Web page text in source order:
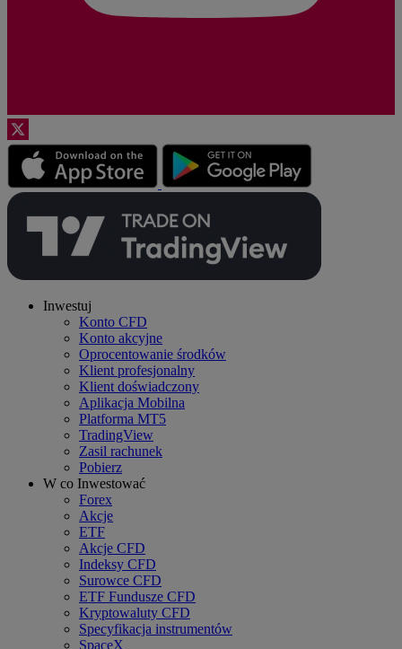
Inwestuj
Konto CFD
Konto akcyjne
Oprocentowanie środków
Klient profesjonalny
Klient doświadczony
Aplikacja Mobilna
Platforma MT5
TradingView
Zasil rachunek
Pobierz
W co Inwestować
Forex
Akcje
ETF
Akcje CFD
Indeksy CFD
Surowce CFD
ETF Fundusze CFD
Kryptowaluty CFD
Specyfikacja instrumentów
SpaceX